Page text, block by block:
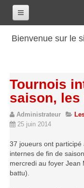
Bienvenue sur le
Les renseignements
Les coordonnées
Les horaires
Les licenciés
Les bilans sportifs
Les archives
Tournois
saison,
Administrateur
25 juin 2014
37 joueurs ont
internes de fin de
mercredi au foyer Jean
battu).